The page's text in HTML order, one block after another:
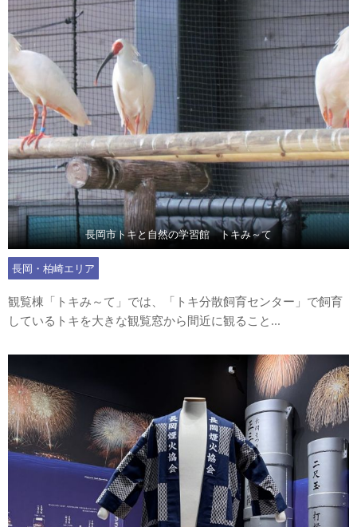
長岡市トキと自然の学習館 トキみ～て
長岡・柏崎エリア
観覧棟「トキみ～て」では、「トキ分散飼育センター」で飼育
しているトキを大きな観覧窓から間近に観ること...